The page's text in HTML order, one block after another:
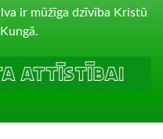
ir mūžīga dzīvība Kristū